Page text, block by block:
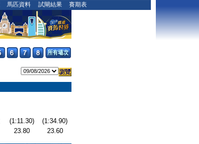
馬匹資料 試閘結果 賽期表
(1:11.30)
(1:34.90)
23.80 23.60